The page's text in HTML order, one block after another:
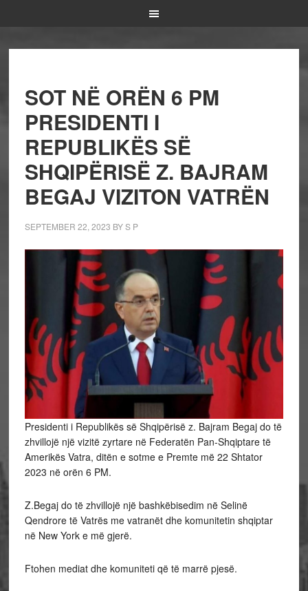
SOT NË ORËN 6 PM
PRESIDENTI I
REPUBLIKËS SË
SHQIPËRISË Z. BAJRAM
BEGAJ VIZITON VATRËN
SEPTEMBER 22, 2023 BYS P
Presidenti i Republikës së Shqipërisë z. Bajram Begaj do të
zhvillojë një vizitë zyrtare në Federatën Pan-Shqiptare të
Amerikës Vatra, ditën e sotme e Premte më 22 Shtator
2023 në orën 6 PM.
Z.Begaj do të zhvillojë një bashkëbisedim në Selinë
Qendrore të Vatrës me vatranët dhe komunitetin shqiptar
në New York e më gjerë.
Ftohen mediat dhe komuniteti që të marrë pjesë.